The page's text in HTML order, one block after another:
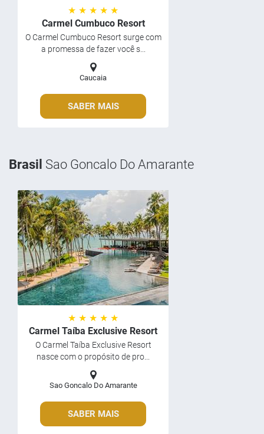
★ ★ ★ ★ ★
Carmel Cumbuco Resort
O Carmel Cumbuco Resort surge com
a promessa de fazer você s...
Caucaia
SABER MAIS
Brasil Sao Goncalo Do Amarante
★ ★ ★ ★ ★
Carmel Taíba Exclusive Resort
O Carmel Taíba Exclusive Resort
nasce com o propósito de pro...
Sao Goncalo Do Amarante
SABER MAIS